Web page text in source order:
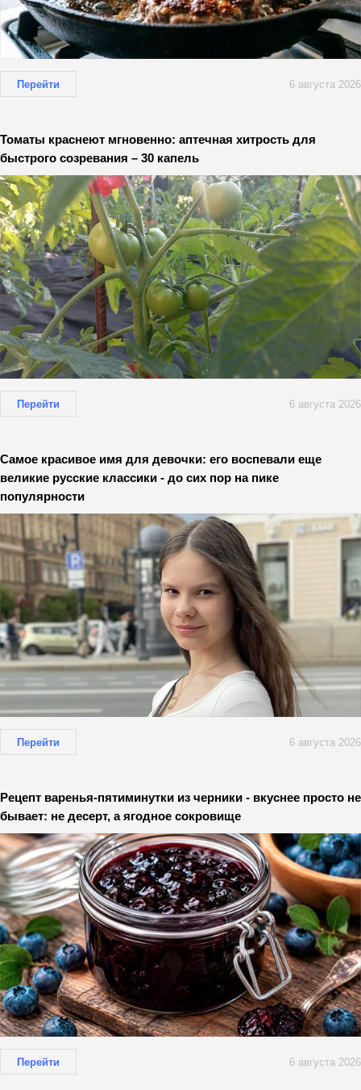
Перейти 6 августа 2026
Томаты краснеют мгновенно: аптечная хитрость для
быстрого созревания – 30 капель
Перейти 6 августа 2026
Самое красивое имя для девочки: его воспевали еще
великие русские классики - до сих пор на пике
популярности
Перейти 6 августа 2026
Рецепт варенья-пятиминутки из черники - вкуснее просто не
бывает: не десерт, а ягодное сокровище
Перейти 6 августа 2026